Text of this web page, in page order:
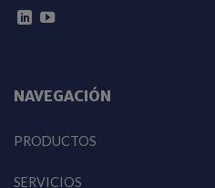
NAVEGACIÓN
PRODUCTOS
SERVICIOS